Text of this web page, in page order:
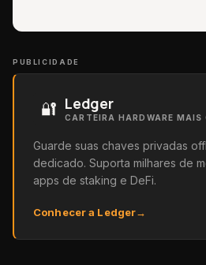
PUBLICIDADE
🔐 Ledger
Guarde suas chaves privadas
dedicado. Suporta milhares de
apps de staking e DeFi.
Conhecer a Ledger→